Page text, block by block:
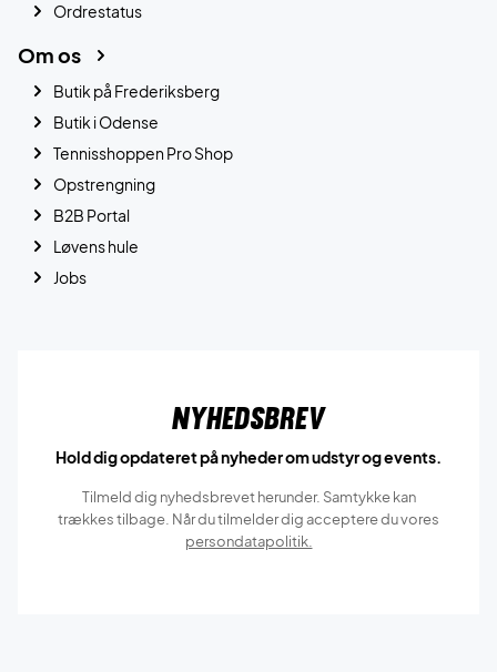
Ordrestatus
Om os
Butik på Frederiksberg
Butik i Odense
Tennisshoppen Pro Shop
Opstrengning
B2B Portal
Løvens hule
Jobs
Nyhedsbrev
Hold dig opdateret på nyheder om udstyr og events.
Tilmeld dig nyhedsbrevet herunder. Samtykke kan
trækkes tilbage. Når du tilmelder dig acceptere du vores
persondatapolitik.